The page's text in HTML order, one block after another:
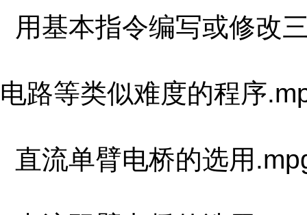
用基本指令编写或修改
电路等类似难度的程序
直流单臂电桥的选用